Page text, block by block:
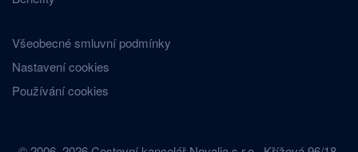
Všeobecné smluvní podmínky
Nastavení cookies
Používání cookies